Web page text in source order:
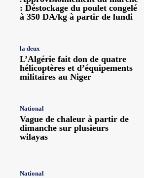
: Déstockage du poulet congelé
à 350 DA/kg à partir de lundi
la deux
L’Algérie fait don de quatre
hélicoptères et d’équipements
militaires au Niger
National
Vague de chaleur à partir de
dimanche sur plusieurs
wilayas
National